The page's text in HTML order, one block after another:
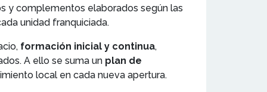
y complementos elaborados según las
unidad franquiciada.
formación inicial y continua,
A ello se suma un plan de
local en cada nueva apertura.